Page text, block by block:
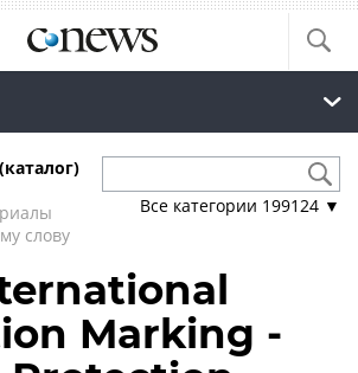
слову
Все категории 199124 ▼
Marking -